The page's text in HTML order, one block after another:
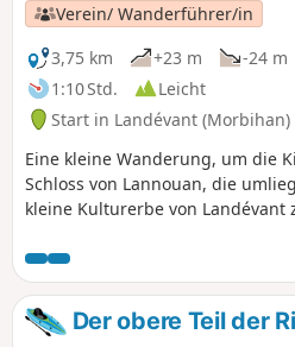
Verein/ Wanderführer/in
3,75 km
+23 m
-24 m
1:10 Std.
Leicht
Start in Landévant (Morbihan)
Eine kleine Wanderung, um die
Schloss von Lannouan, die
kleine Kulturerbe von Landévant
Der obere Teil der